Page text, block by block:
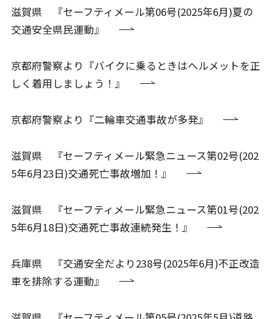
滋賀県 『セーフティメール第06号(2025年6月)夏の
交通安全県民運動』
京都府警察より『バイクに乗るときはヘルメットを正
しく着用しましょう！』
京都府警察より『二輪車交通事故が多発』
滋賀県 『セーフティメール緊急ニュース第02号(202
5年6月23日)交通死亡事故増加！』
滋賀県 『セーフティメール緊急ニュース第01号(202
5年6月18日)交通死亡事故連続発生！』
兵庫県 『交通安全だより238号(2025年6月)不正改造
車を排除する運動』